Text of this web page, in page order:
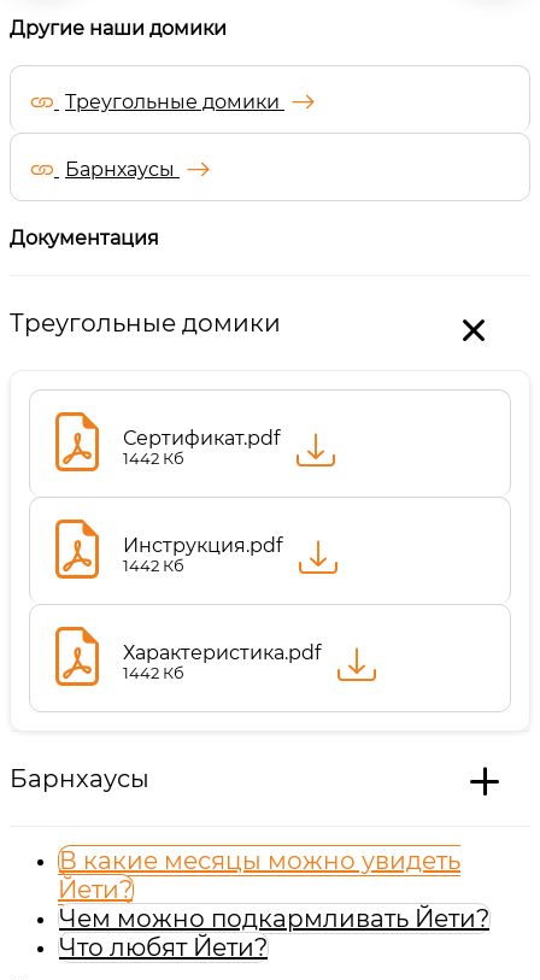
Другие наши домики
Треугольные домики
Барнхаусы
Документация
Треугольные домики
Сертификат.pdf
1442 Кб
Инструкция.pdf
1442 Кб
Характеристика.pdf
1442 Кб
Барнхаусы
В какие месяцы можно увидеть
Йети?
Чем можно подкармливать Йети?
Что любят Йети?